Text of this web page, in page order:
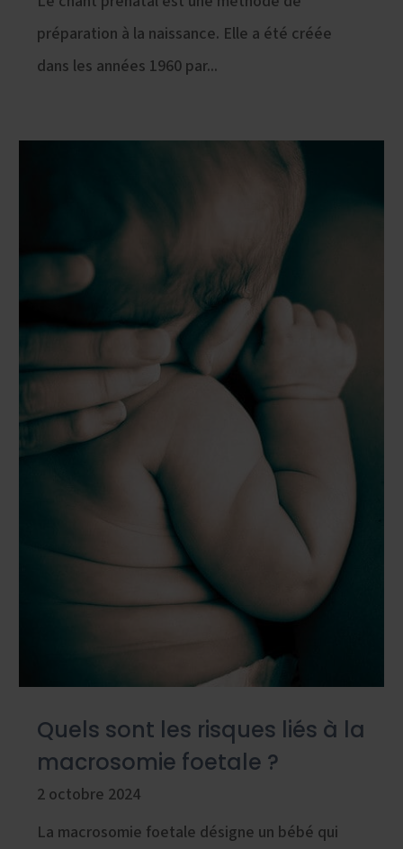
préparation à la naissance. Elle a été créée
dans les années 1960 par...
Quels sont les risques liés à la
macrosomie foetale ?
2 octobre 2024
La macrosomie foetale désigne un bébé qui